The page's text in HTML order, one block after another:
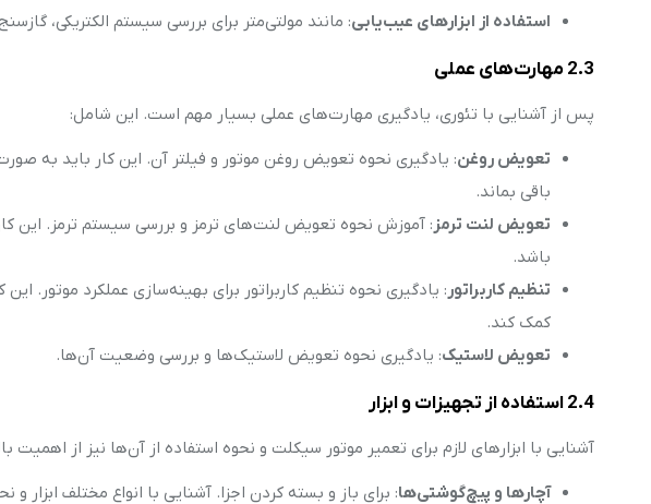
استفاده از ابزارهای عیب‌یابی: مانند مولتی‌متر برای بررسی سیستم الکتریکی،
2.3 مهارت‌های عملی
پس از آشنایی با تئوری، یادگیری مهارت‌های عملی بسیار مهم است. این شامل:
تعویض روغن: یادگیری نحوه تعویض روغن موتور و فیلتر آن. این کار باید به
باقی بماند.
تعویض لنت ترمز : آموزش نحوه تعویض لنت‌های ترمز و بررسی سیستم ترمز. این
باشد.
تنظیم کاربراتور : یادگیری نحوه تنظیم کاربراتور برای بهینه‌سازی عملکرد موتور.
کمک کند.
تعویض لاستیک: یادگیری نحوه تعویض لاستیک‌ها و بررسی وضعیت آن‌ها.
2.4 استفاده از تجهیزات و ابزار
آشنایی با ابزارهای لازم برای تعمیر موتور سیکلت و نحوه استفاده از آن‌ها نیز از اهمیت
آچارها و پیچ‌گوشتی‌ها: برای باز و بسته کردن اجزا. آشنایی با انواع مختلف ابزار